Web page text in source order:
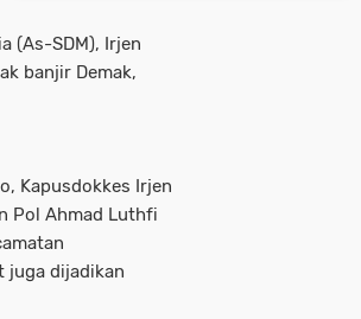
(As-SDM), Irjen
banjir Demak,
Kapusdokkes Irjen
Pol Ahmad Luthfi
juga dijadikan